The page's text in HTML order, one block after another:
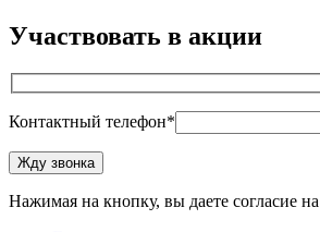
Участвовать в акции
Контактный телефон*
Оставьте это поле пустым.
Жду звонка
Нажимая на кнопку, вы даете согласие на